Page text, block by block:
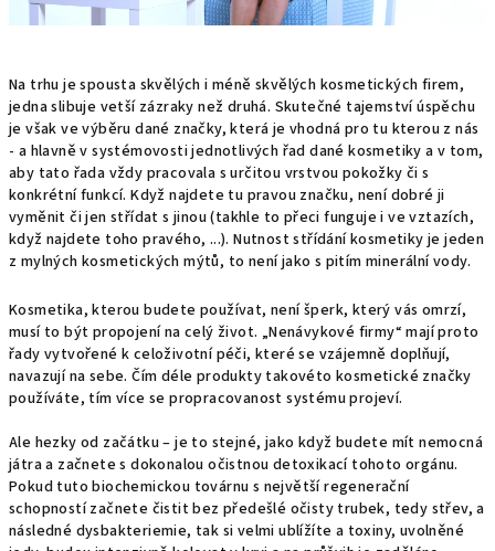
Na trhu je spousta skvělých i méně skvělých kosmetických firem,
jedna slibuje vetší zázraky než druhá. Skutečné tajemství úspěchu
je však ve výběru dané značky, která je vhodná pro tu kterou z nás
- a hlavně v systémovosti jednotlivých řad dané kosmetiky a v tom,
aby tato řada vždy pracovala s určitou vrstvou pokožky či s
konkrétní funkcí. Když najdete tu pravou značku, není dobré ji
vyměnit či jen střídat s jinou (takhle to přeci funguje i ve vztazích,
když najdete toho pravého, ...). Nutnost střídání kosmetiky je jeden
z mylných kosmetických mýtů, to není jako s pitím minerální vody.
Kosmetika, kterou budete používat, není šperk, který vás omrzí,
musí to být propojení na celý život. „Nenávykové firmy“ mají proto
řady vytvořené k celoživotní péči, které se vzájemně doplňují,
navazují na sebe. Čím déle produkty takovéto kosmetické značky
používáte, tím více se propracovanost systému projeví.
Ale hezky od začátku – je to stejné, jako když budete mít nemocná
játra a začnete s dokonalou očistnou detoxikací tohoto orgánu.
Pokud tuto biochemickou továrnu s největší regenerační
schopností začnete čistit bez předešlé očisty trubek, tedy střev, a
následné dysbakteriemie, tak si velmi ublížíte a toxiny, uvolněné